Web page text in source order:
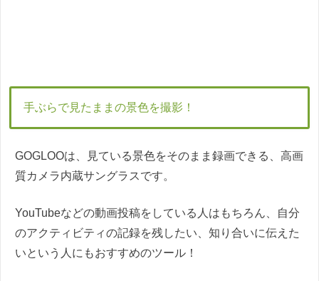
手ぶらで見たままの景色を撮影！
GOGLOOは、見ている景色をそのまま録画できる、高画
質カメラ内蔵サングラスです。
YouTubeなどの動画投稿をしている人はもちろん、自分
のアクティビティの記録を残したい、知り合いに伝えた
いという人にもおすすめのツール！